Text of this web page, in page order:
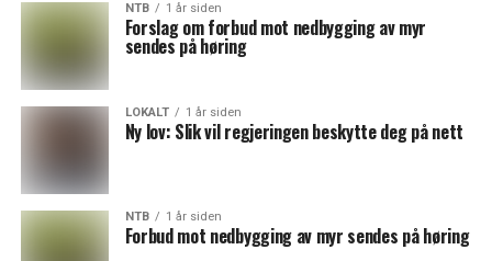
NTB 1 år siden
Forslag om forbud mot nedbygging av myr
sendes på høring
LOKALT 1 år siden
Ny lov: Slik vil regjeringen beskytte deg på nett
NTB 1 år siden
Forbud mot nedbygging av myr sendes på høring